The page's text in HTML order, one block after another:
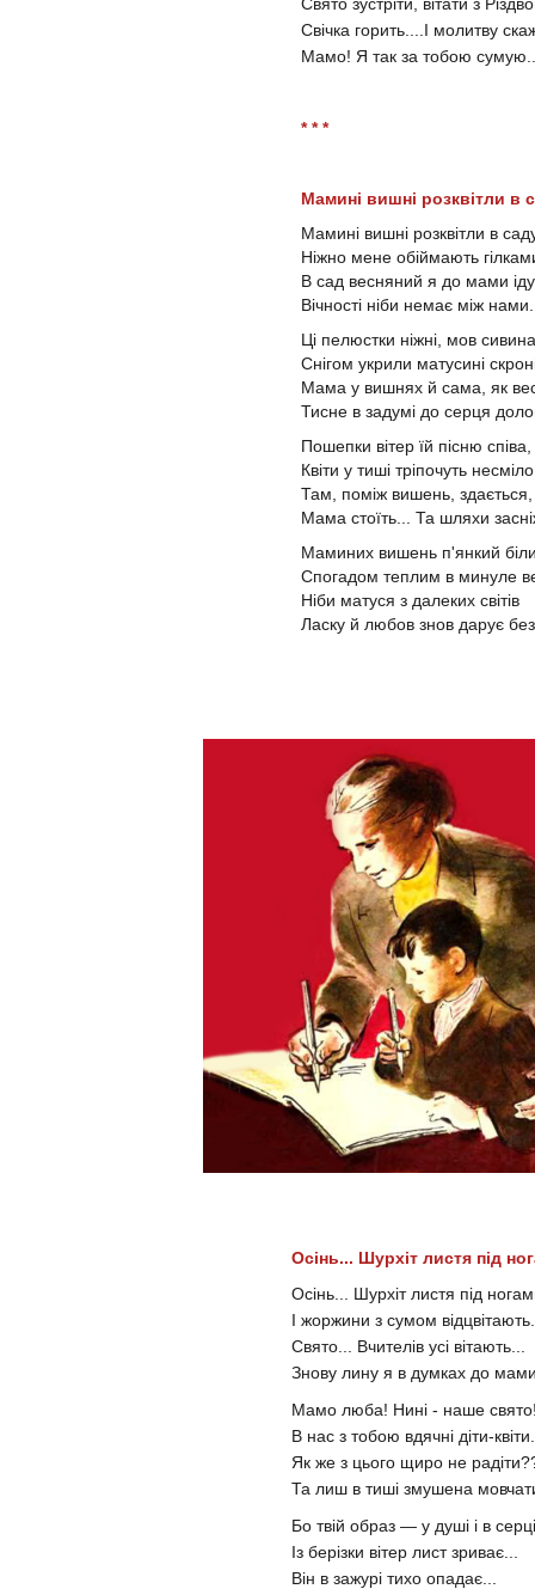
Свічка горить....І молитву
Мамо! Я так за тобою
* * *
Мамині вишні розквітли в
Мамині вишні розквітли в
Ніжно мене обіймають
В сад весняний я до мами
Вічності ніби немає між нами.
Ці пелюстки ніжні, мов
Снігом укрили матусині
Мама у вишнях й сама, як
Тисне в задумі до серця
Пошепки вітер їй пісню співа,
Квіти у тиші тріпочуть
Там, поміж вишень,
Мама стоїть... Та шляхи
Маминих вишень п'янкий
Спогадом теплим в минуле
Ніби матуся з далеких світів
Ласку й любов знов дарує
Осінь... Шурхіт листя під
Осінь... Шурхіт листя під
І жоржини з сумом
Свято... Вчителів усі вітають...
Знову лину я в думках до
Мамо люба! Нині - наше
В нас з тобою вдячні діти-
Як же з цього щиро не
Та лиш в тиші змушена
Бо твій образ — у душі і в
Із берізки вітер лист зриває...
Він в зажурі тихо опадає...